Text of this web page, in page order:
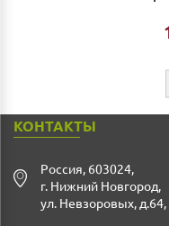
КОНТАКТЫ
Россия, 603024,
г. Нижний Новгород,
ул. Невзоровых, д.64,